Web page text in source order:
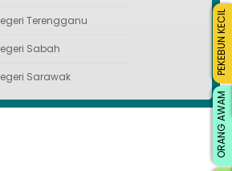
Terengganu
Sabah
Sarawak
ORANG AWAM
PEKEBUN KECIL